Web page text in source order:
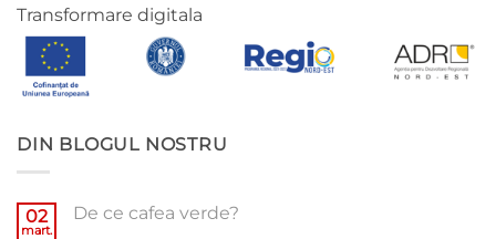
Transformare digitala
DIN BLOGUL NOSTRU
02
mart.
De ce cafea verde?